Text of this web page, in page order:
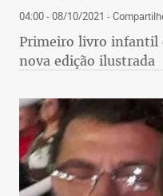
04:00 - 08/10/2021 -
Primeiro livro infantil
nova edição ilustrada